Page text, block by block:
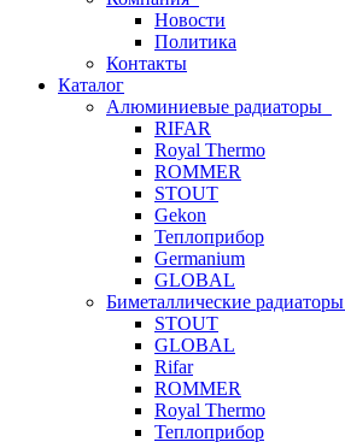
Новости
Политика
Контакты
Каталог
Алюминиевые радиаторы
RIFAR
Royal Thermo
ROMMER
STOUT
Gekon
Теплоприбор
Germanium
GLOBAL
Биметаллические радиаторы
STOUT
GLOBAL
Rifar
ROMMER
Royal Thermo
Теплоприбор